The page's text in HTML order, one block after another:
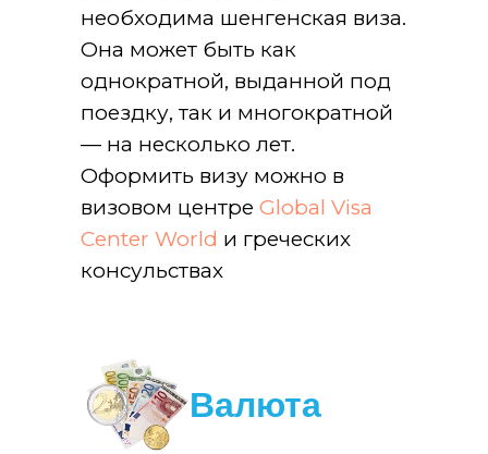
необходима шенгенская виза.
Она может быть как
однократной, выданной под
поездку, так и многократной
— на несколько лет.
Оформить визу можно в
визовом центре Global Visa
Center World и греческих
консульствах
Валюта